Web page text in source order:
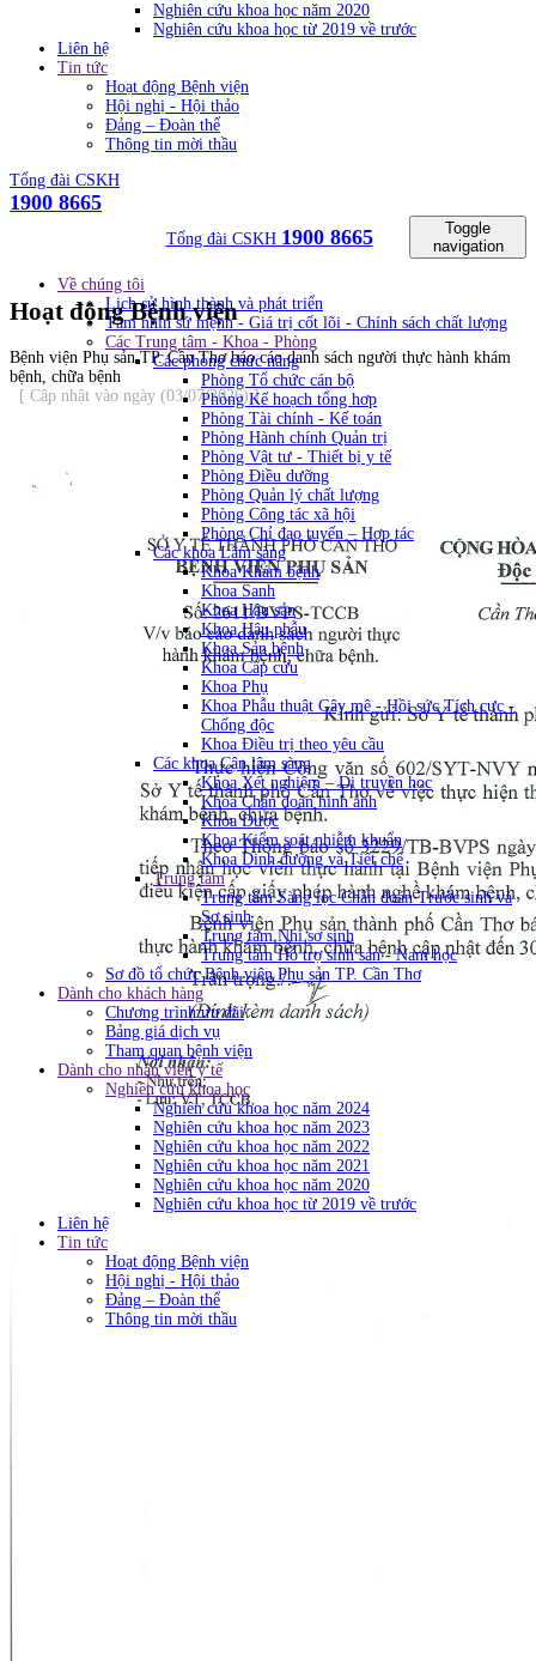
Nghiên cứu khoa học năm 2020
Nghiên cứu khoa học từ 2019 về trước
Liên hệ
Tin tức
Hoạt động Bệnh viện
Hội nghị - Hội thảo
Đảng – Đoàn thể
Thông tin mời thầu
Tổng đài CSKH
1900 8665
Tổng đài CSKH 1900 8665
Toggle
navigation
Về chúng tôi
Lịch sử hình thành và phát triển
Tầm nhìn sứ mệnh - Giá trị cốt lõi - Chính sách chất lượng
Các Trung tâm - Khoa - Phòng
Các phòng chức năng
Phòng Tổ chức cán bộ
Phòng Kế hoạch tổng hơp
Phòng Tài chính - Kế toán
Phòng Hành chính Quản trị
Phòng Vật tư - Thiết bị y tế
Phòng Điều dưỡng
Phòng Quản lý chất lượng
Phòng Công tác xã hội
Phòng Chỉ đạo tuyến – Hợp tác
Các khoa Lâm sàng
Khoa Khám bệnh
Khoa Sanh
Khoa Hậu sản
Khoa Hậu phẫu
Khoa Sản bệnh
Khoa Cấp cứu
Khoa Phụ
Khoa Phẫu thuật Gây mê - Hồi sức Tích cực -
Chống độc
Khoa Điều trị theo yêu cầu
Các khoa Cận lâm sàng
Khoa Xét nghiệm – Di truyền học
Khoa Chẩn đoán hình ảnh
Khoa Dược
Khoa Kiểm soát nhiễm khuẩn
Khoa Dinh dưỡng và Tiết chế
Trung tâm
Trung tâm Sàng lọc Chẩn đoán Trước sinh và
Sơ sinh
Trung tâm Nhi sơ sinh
Trung tâm Hỗ trợ sinh sản - Nam học
Sơ đồ tổ chức Bệnh viện Phụ sản TP. Cần Thơ
Dành cho khách hàng
Chương trình ưu đãi
Bảng giá dịch vụ
Tham quan bệnh viện
Dành cho nhân viên y tế
Nghiên cứu khoa học
Nghiên cứu khoa học năm 2024
Nghiên cứu khoa học năm 2023
Nghiên cứu khoa học năm 2022
Nghiên cứu khoa học năm 2021
Nghiên cứu khoa học năm 2020
Nghiên cứu khoa học từ 2019 về trước
Liên hệ
Tin tức
Hoạt động Bệnh viện
Hội nghị - Hội thảo
Đảng – Đoàn thể
Thông tin mời thầu
Hoạt động Bệnh viện
Bệnh viện Phụ sản TP. Cần Thơ báo cáo danh sách người thực hành khám
bệnh, chữa bệnh
[ Cập nhật vào ngày (03/07/2026) ]